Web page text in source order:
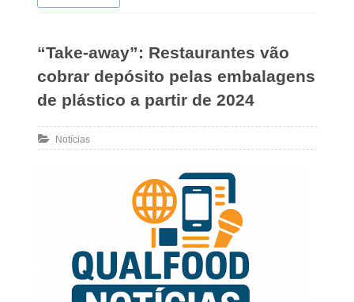
“Take-away”: Restaurantes vão
cobrar depósito pelas embalagens
de plástico a partir de 2024
Notícias